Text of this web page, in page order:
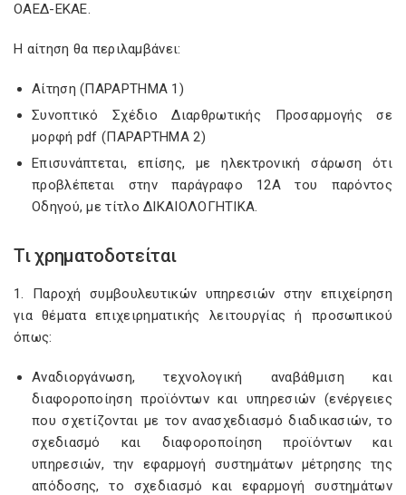
ΟΑΕΔ-ΕΚΑΕ.
Η αίτηση θα περιλαμβάνει:
Αίτηση (ΠΑΡΑΡΤΗΜΑ 1)
Συνοπτικό Σχέδιο Διαρθρωτικής Προσαρμογής σε
μορφή pdf (ΠΑΡΑΡΤΗΜΑ 2)
Επισυνάπτεται, επίσης, με ηλεκτρονική σάρωση ότι
προβλέπεται στην παράγραφο 12Α του παρόντος
Οδηγού, με τίτλο ΔΙΚΑΙΟΛΟΓΗΤΙΚΑ.
Τι χρηματοδοτείται
1. Παροχή συμβουλευτικών υπηρεσιών στην επιχείρηση
για θέματα επιχειρηματικής λειτουργίας ή προσωπικού
όπως:
Αναδιοργάνωση, τεχνολογική αναβάθμιση και
διαφοροποίηση προϊόντων και υπηρεσιών (ενέργειες
που σχετίζονται με τον ανασχεδιασμό διαδικασιών, το
σχεδιασμό και διαφοροποίηση προϊόντων και
υπηρεσιών, την εφαρμογή συστημάτων μέτρησης της
απόδοσης, το σχεδιασμό και εφαρμογή συστημάτων